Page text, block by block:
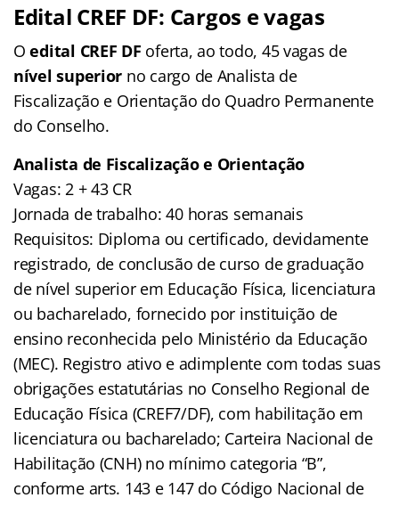
Edital CREF DF: Cargos e vagas
Oedital CREF DF oferta, ao todo, 45 vagas de
nível superior no cargo de Analista de
Fiscalização e Orientação do Quadro Permanente
do Conselho.
Analista de Fiscalização e Orientação
Vagas: 2 + 43 CR
Jornada de trabalho: 40 horas semanais
Requisitos: Diploma ou certificado, devidamente
registrado, de conclusão de curso de graduação
de nível superior em Educação Física, licenciatura
ou bacharelado, fornecido por instituição de
ensino reconhecida pelo Ministério da Educação
(MEC). Registro ativo e adimplente com todas suas
obrigações estatutárias no Conselho Regional de
Educação Física (CREF7/DF), com habilitação em
licenciatura ou bacharelado; Carteira Nacional de
Habilitação (CNH) no mínimo categoria “B”,
conforme arts. 143 e 147 do Código Nacional de